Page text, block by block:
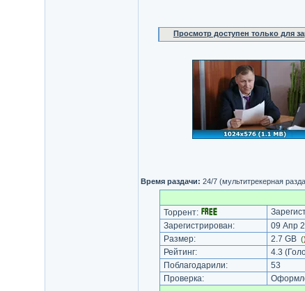
Просмотр доступен только для
Время раздачи: 24/7 (мультитрекерная
Торрент:
Зарегистрирован:
09 Апр
Размер:
2.7 GB ()
Рейтинг: 4.3
Поблагодарили:
53
Проверка: